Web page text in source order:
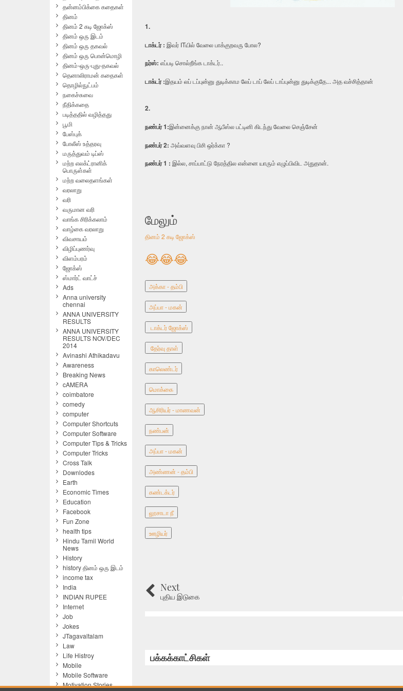
1.
டாக்டர் : இவ‌ர் ITயில் வேலை பா‌க்குறவரு போல?
நர்ஸ்: எ‌ப்படி சொ‌ல்‌‌றீ‌ங்க டா‌க்ட‌ர்..
டாக்டர் :இதய‌ம் ல‌ப் ட‌ப்பு‌ன்னு துடி‌க்காம லே‌ப் டா‌ப் லே‌ப் டா‌ப்பு‌ன்னு துடி‌க்குதே... அத வ‌ச்‌‌சி‌த்தா‌ன்
2.
ந‌ண்ப‌ர் 1:இன்னைக்கு நான் ஆபீஸ்ல பட்டினி கிடந்து வேலை செஞ்சேன்
ந‌ண்ப‌ர் 2: அவ்வளவு பிசி ஒர்க்கா ?
ந‌ண்ப‌ர் 1 : இல்ல, சாப்பாட்டு நேரத்தில என்னை யாரும் எழுப்பிவிட அதுதான்.
மேலும்
தினம் 2 கடி ஜோக்ஸ்
😂😂😂
அக்கா - தம்பி
அப்பா - மகன்
டாக்டர் ஜோக்ஸ்
தேர்வு தாள்
காலெண்டர்
மொக்கை
ஆசிரியர் - மாணவன்
நண்பன்
அப்பா - மகன்
அண்ணன் - தம்பி
கண்டக்டர்
லூசாடா நீ
ஊழியர்
Next
புதிய இடுகை
பக்கக்காட்சிகள்
தன்னம்பிக்கை கதைகள்
தினம்
தினம் 2 கடி ஜோக்ஸ்
தினம் ஒரு இடம்
தினம் ஒரு தகவல்
தினம் ஒரு பொன்மொழி
தினம்-ஒரு-புது-தகவல்
தெனாலிராமன் கதைகள்
தொழில்நுட்பம்
நகைச்சுவை
நீதிக்கதை
படித்ததில் வழித்தது
பூமி
பேஸ்புக்
போலீஸ் உத்தரவு
மருத்துவம் டிப்ஸ்
மற்ற எலக்ட்ரானிக்
பொருள்கள்
மற்ற வலைதளங்கள்
வரலாறு
வரி
வருமான வரி
வாங்க சிரிக்கலாம்
வாழ்கை வரலாறு
விவசாயம்
விழிப்புணர்வு
விளம்பரம்
ஜோக்ஸ்
ஸ்மார்ட் வாட்ச்
Ads
Anna university
chennai
ANNA UNIVERSITY
RESULTS
ANNA UNIVERSITY
RESULTS NOV/DEC
2014
Avinashi Athikadavu
Awareness
Breaking News
cAMERA
coimbatore
comedy
computer
Computer Shortcuts
Computer Software
Computer Tips & Tricks
Computer Tricks
Cross Talk
Downlodes
Earth
Economic Times
Education
Facebook
Fun Zone
health tips
Hindu Tamil World
News
History
history தினம் ஒரு இடம்
income tax
India
INDIAN RUPEE
Internet
Job
Jokes
JTagavaltalam
Law
Life Histroy
Mobile
Mobile Software
Motivation Stories